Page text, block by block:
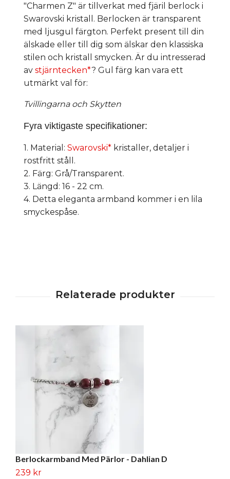
"Charmen Z" är tillverkat med fjäril berlock i
Swarovski kristall. Berlocken är transparent
med ljusgul färgton. Perfekt present till din
älskade eller till dig som älskar den klassiska
stilen och kristall smycken. Är du intresserad
av stjärntecken*? Gul färg kan vara ett
utmärkt val för:
Tvillingarna och Skytten
Fyra viktigaste specifikationer:
1. Material: Swarovski* kristaller, detaljer i
rostfritt ståll.
2. Färg: Grå/Transparent.
3. Längd: 16 - 22 cm.
4. Detta eleganta armband kommer i en lila
smyckespåse.
Berlockarmband Med Pärlor - Dahlian D
239 kr